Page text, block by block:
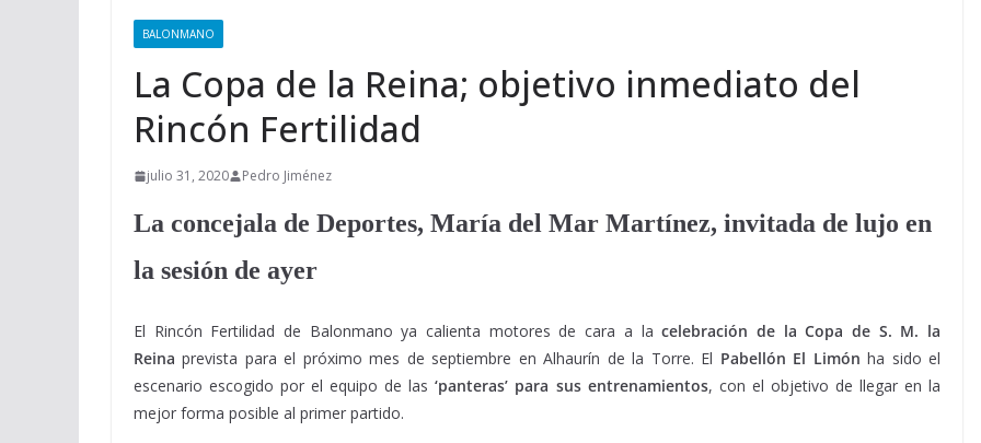
BALONMANO
La Copa de la Reina; objetivo inmediato del
Rincón Fertilidad
julio 31, 2020 Pedro Jiménez
La concejala de Deportes, María del Mar Martínez, invitada de lujo en
la sesión de ayer
El Rincón Fertilidad de Balonmano ya calienta motores de cara a la celebración de la Copa de S. M. la
Reina prevista para el próximo mes de septiembre en Alhaurín de la Torre. El Pabellón El Limón ha sido el
escenario escogido por el equipo de las‘panteras’ para sus entrenamientos, con el objetivo de llegar en la
mejor forma posible al primer partido.